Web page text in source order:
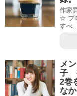
作家
☆ プ
すべ
メ
子
2巻
なか